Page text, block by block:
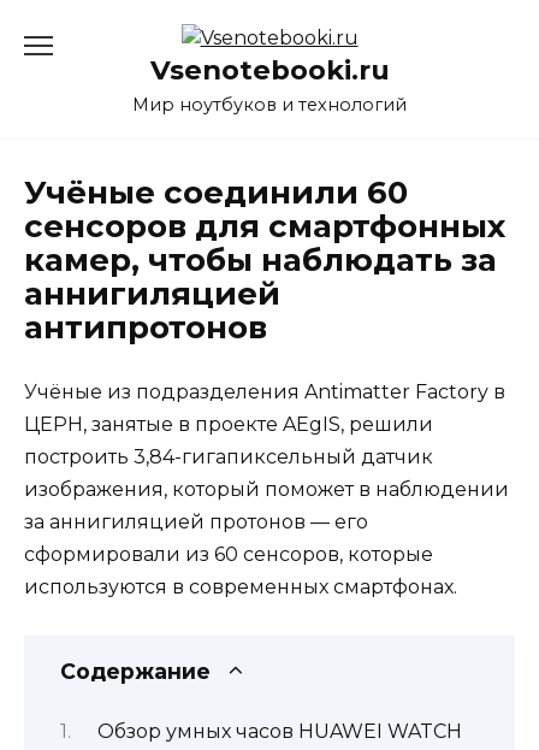
Vsenotebooki.ru
Мир ноутбуков и технологий
Учёные соединили 60
сенсоров для смартфонных
камер, чтобы наблюдать за
аннигиляцией
антипротонов
Учёные из подразделения Antimatter Factory в
ЦЕРН, занятые в проекте AEgIS, решили
построить 3,84-гигапиксельный датчик
изображения, который поможет в наблюдении
за аннигиляцией протонов — его
сформировали из 60 сенсоров, которые
используются в современных смартфонах.
Содержание
Обзор умных часов HUAWEI WATCH